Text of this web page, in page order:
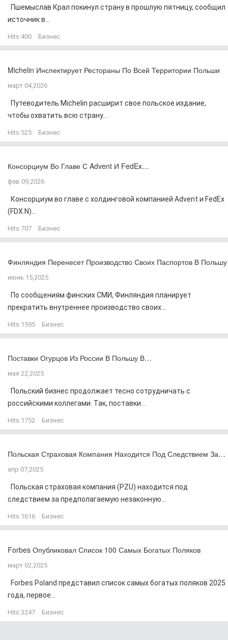
Пшемыслав Крал покинул страну в прошлую пятницу, сообщил
источник в...
Hits:400 Бизнес
Michelin Инспектирует Рестораны По Всей Территории Польши
март 04,2026
Путеводитель Michelin расширит свое польское издание,
чтобы охватить всю страну...
Hits:525 Бизнес
Консорциум Во Главе С Advent И FedEx…
фев 09,2026
Консорциум во главе с холдинговой компанией Advent и FedEx
(FDX.N)...
Hits:707 Бизнес
Финляндия Перенесет Производство Своих Паспортов В Польшу
июнь 15,2025
По сообщениям финских СМИ, Финляндия планирует
прекратить внутреннее производство своих...
Hits:1595 Бизнес
Поставки Огурцов Из России В Польшу В…
мая 22,2025
Польский бизнес продолжает тесно сотрудничать с
российскими коллегами. Так, поставки...
Hits:1752 Бизнес
Польская Страховая Компания Находится Под Следствием За…
апр 07,2025
Польская страховая компания (PZU) находится под
следствием за предполагаемую незаконную...
Hits:1616 Бизнес
Forbes Опубликовал Список 100 Самых Богатых Поляков
март 02,2025
Forbes Poland представил список самых богатых поляков 2025
года, первое...
Hits:3247 Бизнес